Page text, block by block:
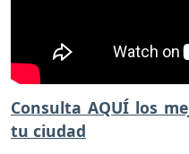
Consulta AQUÍ los
tu ciudad